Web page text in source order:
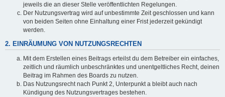
jeweils die an dieser Stelle veröffentlichten Regelungen.
Der Nutzungsvertrag wird auf unbestimmte Zeit geschlossen und kann
von beiden Seiten ohne Einhaltung einer Frist jederzeit gekündigt
werden.
2. EINRÄUMUNG VON NUTZUNGSRECHTEN
Mit dem Erstellen eines Beitrags erteilst du dem Betreiber ein einfaches,
zeitlich und räumlich unbeschränktes und unentgeltliches Recht, deinen
Beitrag im Rahmen des Boards zu nutzen.
Das Nutzungsrecht nach Punkt 2, Unterpunkt a bleibt auch nach
Kündigung des Nutzungsvertrages bestehen.